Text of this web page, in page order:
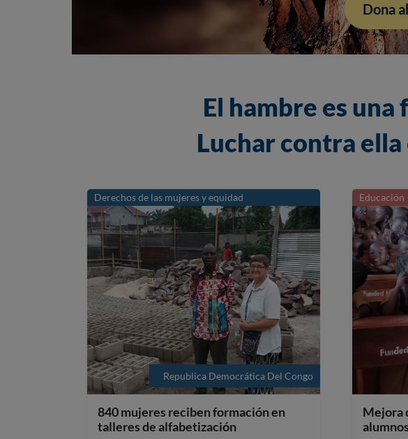
Dona
El hambre es
Luchar contra ella
Derechos de las mujeres y equidad
Republica Democrática Del Congo
840 mujeres reciben formación en
talleres de alfabetización
Educación
Mejora